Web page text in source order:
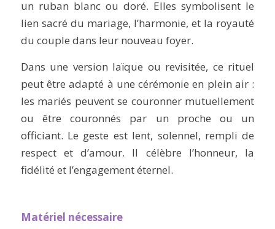
un ruban blanc ou doré. Elles symbolisent le
lien sacré du mariage, l’harmonie, et la royauté
du couple dans leur nouveau foyer.
Dans une version laïque ou revisitée, ce rituel
peut être adapté à une cérémonie en plein air :
les mariés peuvent se couronner mutuellement
ou être couronnés par un proche ou un
officiant. Le geste est lent, solennel, rempli de
respect et d’amour. Il célèbre l’honneur, la
fidélité et l’engagement éternel.
Matériel nécessaire